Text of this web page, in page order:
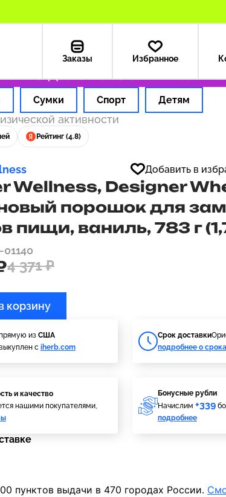
Заказы Избранное
РФ Доставка из США — 199 ₽
Сумки Спорт Детям
активности
Рейтинг (4.8)
Добавить в
Wellness, Designer
порошок для
пищи, ваниль, 783 г
4 371 ₽
корзину
из США
с iherb.com
Cрок доставки
подробнее о
и качество
нашими покупателями,
Бонусные рубли
Начислим +339
подробнее
пунктов выдачи в 470 городах России.